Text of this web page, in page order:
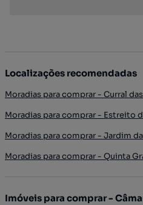
Localizações recomendadas
Moradias para comprar - Curral
Moradias para comprar - Estreito
Moradias para comprar - Jardim
Moradias para comprar - Quinta
Imóveis para comprar -